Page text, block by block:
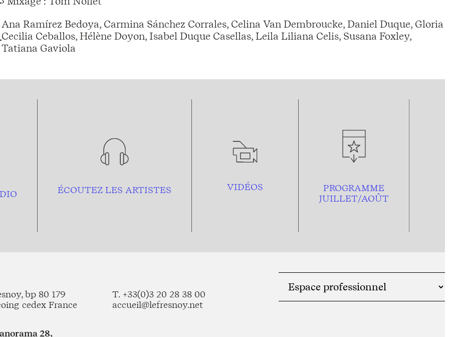
Ana Ramírez Bedoya, Carmina Sánchez Corrales, Celina Van Dembroucke, Daniel Duque, Gloria
Cecilia Ceballos, Hélène Doyon, Isabel Duque Casellas, Leila Liliana Celis, Susana Foxley,
Tatiana Gaviola
ÉCOUTEZ LES ARTISTES VIDÉOS
PROGRAMME
JUILLET/AOÛT
bp 80 179
cedex France
T. +33(0)3 20 28 38 00
accueil@lefresnoy.net
28,